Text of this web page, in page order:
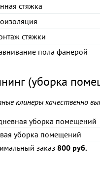
стяжка
стяжки
пола фанерой
(уборка
клинеры качественно
уборка помещений
уборка помещений
заказ 800 руб.